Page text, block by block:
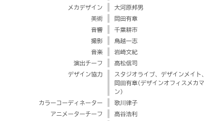
メカデザイン
大河原邦男
美術
岡田有章
音響
千葉耕市
撮影
鳥越一志
音楽
岩崎文紀
演出チーフ
高松信司
デザイン協力
スタジオライブ、 デザインメイト、
岡田有章(デザインオフィスメカマ
ン)
カラーコーディネーター
歌川律子
アニメーターチーフ
高谷浩利